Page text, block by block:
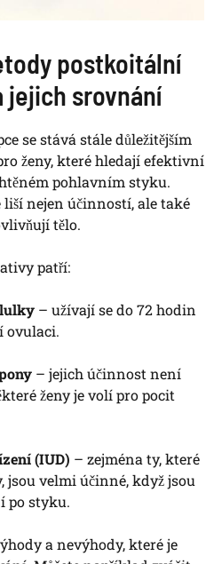
postkoitální
jejich srovnání
se stává stále důležitějším
ženy, které hledají efektivní
pohlavním styku.
nejen účinností, ale také
tělo.
patří:
– užívají se do 72 hodin
ovulaci.
– jejich účinnost není
ženy je volí pro pocit
(IUD) – zejména ty, které
jsou velmi účinné, když jsou
po styku.
a nevýhody, které je